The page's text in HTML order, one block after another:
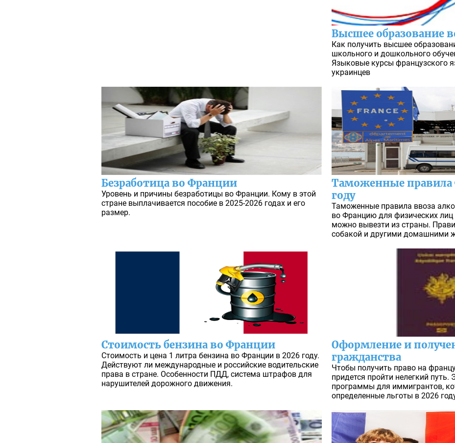
Высшее образование
Как получить высшее
школьного и дошкольного
Языковые курсы французского
украинцев
Безработица во Франции
Уровень и причины безработицы во Франции. Кому в этой
стране выплачивается пособие в 2025-2026 годах и его
размер.
Таможенные правила
году
Таможенные правила ввоза
во Францию для физических лиц
можно вывезти из страны.
собакой и другими домашними
Стоимость бензина во Франции
Стоимость и цена 1 литра бензина во Франции в 2026 году.
Действуют ли международные и российские водительские
права в стране. Особенности ПДД, система штрафов для
нарушителей дорожного движения.
Оформление и
гражданства
Чтобы получить право на
придется пройти нелегкий путь.
программы для иммигрантов,
определенные льготы в 2026